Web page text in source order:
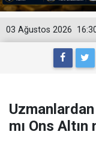
03 Ağustos 2026
Uzmanlardan
mı Ons